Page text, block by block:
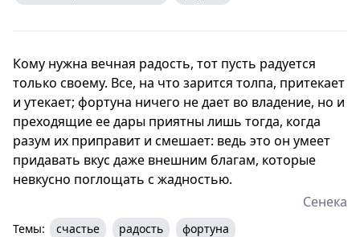
Кому нужна вечная радость, тот пусть радуется
только своему. Все, на что зарится толпа, притекает
и утекает; фортуна ничего не дает во владение, но и
преходящие ее дары приятны лишь тогда, когда
разум их приправит и смешает: ведь это он умеет
придавать вкус даже внешним благам, которые
невкусно поглощать с жадностью.
Сенека
Темы: счастье радость фортуна